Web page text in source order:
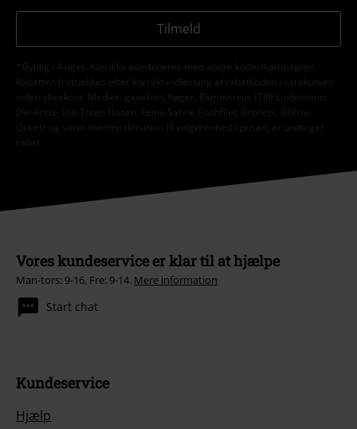
Tilmeld
*Gyldig i 4 uger. Kan ikke kombineres med andre koder/kampagner.
Rabatten fratrækkes efter korrekt indløsning af rabatkoden i varekurven
inden checkout. Medier, gavekort, bøger, Rammstein, (Till) Lindemann,
Die Ärzte, Die Toten Hosen, Feine Sahne Fischfilet, Broilers, Böhse
Onkelz og varer med en donation til velgørenhed i prisen, er undtaget
rabat.
Vores kundeservice er klar til at hjælpe
Man-tors: 9-16, Fre: 9-14. Mere information
Start chat
Kundeservice
Hjælp